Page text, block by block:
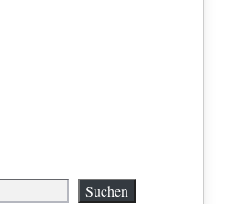
Suchen